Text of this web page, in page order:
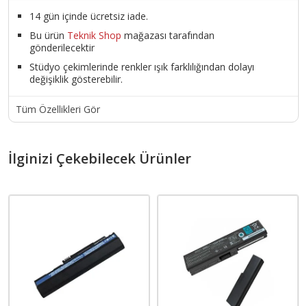
14 gün içinde ücretsiz iade.
Bu ürün Teknik Shop mağazası tarafından
gönderilecektir
Stüdyo çekimlerinde renkler ışık farklılığından dolayı
değişiklik gösterebilir.
Tüm Özellikleri Gör
İlginizi Çekebilecek Ürünler